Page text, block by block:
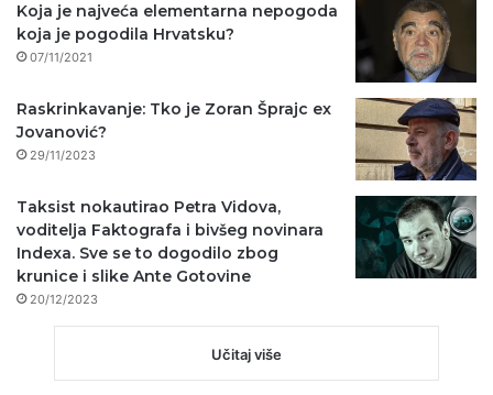
Koja je najveća elementarna nepogoda
koja je pogodila Hrvatsku?
07/11/2021
Raskrinkavanje: Tko je Zoran Šprajc ex
Jovanović?
29/11/2023
Taksist nokautirao Petra Vidova,
voditelja Faktografa i bivšeg novinara
Indexa. Sve se to dogodilo zbog
krunice i slike Ante Gotovine
20/12/2023
Učitaj više